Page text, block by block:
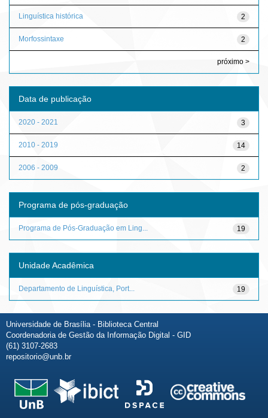
2
Linguística histórica
2
Morfossintaxe
próximo >
Data de publicação
3
2020 - 2021
14
2010 - 2019
2
2006 - 2009
Programa de pós-graduação
19
Programa de Pós-Graduação em Ling...
Unidade Acadêmica
19
Departamento de Linguística, Port...
Universidade de Brasília - Biblioteca Central
Coordenadoria de Gestão da Informação Digital - GID
(61) 3107-2683
repositorio@unb.br